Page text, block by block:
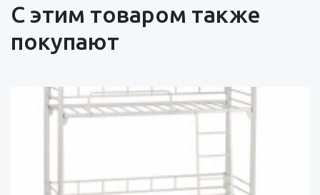
С этим товаром также
покупают